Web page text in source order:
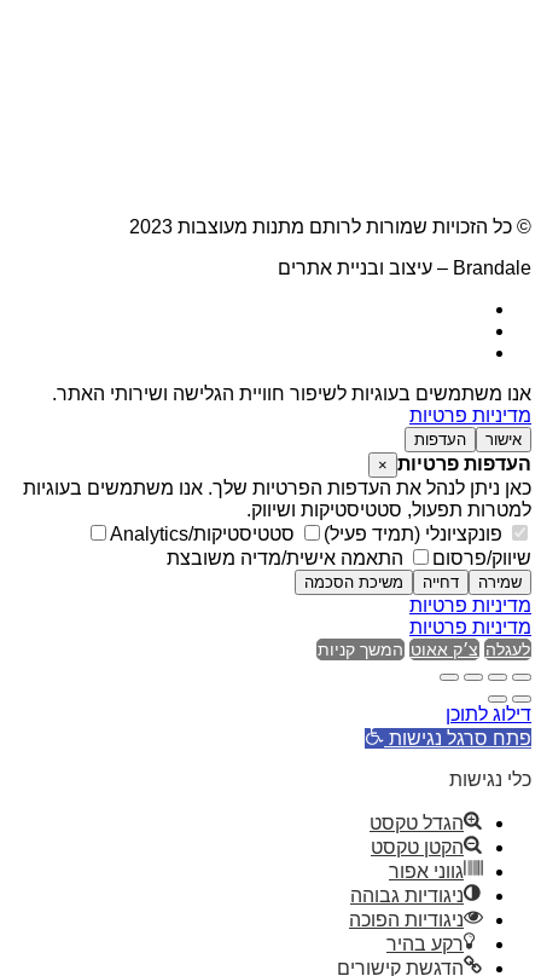
© כל הזכויות שמורות לרותם מתנות מעוצבות 2023
Brandale – עיצוב ובניית אתרים
אנו משתמשים בעוגיות לשיפור חוויית הגלישה ושירותי האתר.
מדיניות פרטיות
אישור העדפות
העדפות פרטיות ×
כאן ניתן לנהל את העדפות הפרטיות שלך. אנו משתמשים בעוגיות
למטרות תפעול, סטטיסטיקות ושיווק.
פונקציונלי (תמיד פעיל)
סטטיסטיקות/Analytics
שיווק/פרסום
התאמה אישית/מדיה משובצת
שמירה דחייה משיכת הסכמה
מדיניות פרטיות
מדיניות פרטיות
לעגלה צ׳ק אאוט המשך קניות
דילוג לתוכן
פתח סרגל נגישות
כלי נגישות
הגדל טקסט
הקטן טקסט
גווני אפור
ניגודיות גבוהה
ניגודיות הפוכה
רקע בהיר
הדגשת קישורים